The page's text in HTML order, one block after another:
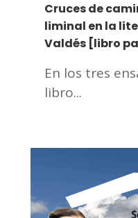
Cruces de
liminal en la
Valdés [libro
En los tres
libro...